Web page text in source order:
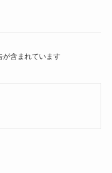
が含まれています